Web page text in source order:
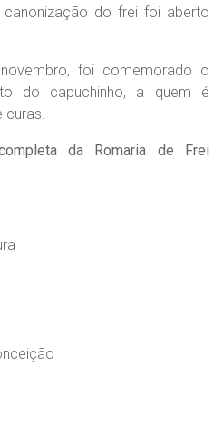
do frei foi aberto
foi comemorado o
do capuchinho, a quem é
curas.
da Romaria de Frei